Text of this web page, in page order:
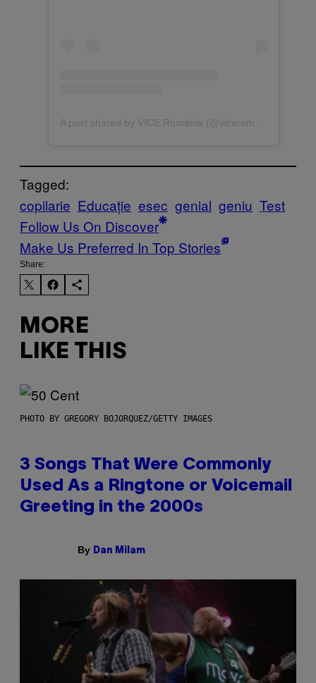
A post shared by VICE România (@viceromania)
Tagged:
copilarie Educație esec genial geniu Test
Follow Us On Discover
Make Us Preferred In Top Stories
Share:
MORE
LIKE THIS
PHOTO BY GREGORY BOJORQUEZ/GETTY IMAGES
3 Songs That Were Commonly
Used As a Ringtone or Voicemail
Greeting in the 2000s
By Dan Milam